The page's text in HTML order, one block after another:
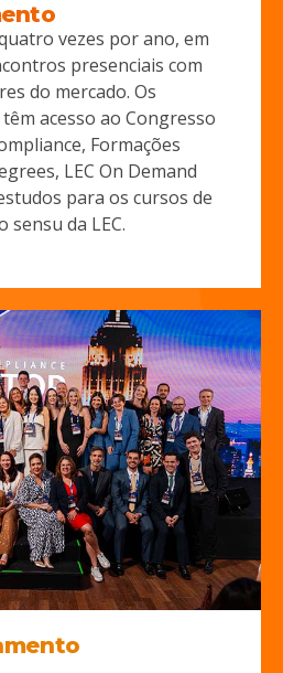
vezes por ano, em
presenciais com
do mercado. Os
acesso ao Congresso
Formações
LEC On Demand
para os cursos de
sensu da LEC.